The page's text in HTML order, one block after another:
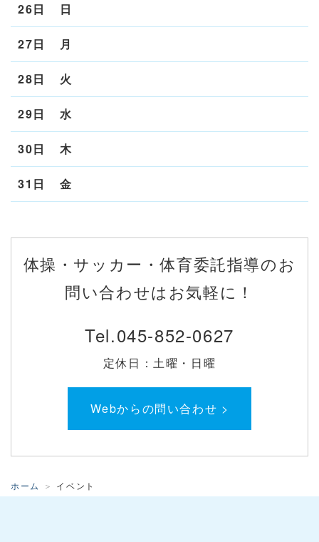
26日 日
27日 月
28日 火
29日 水
30日 木
31日 金
体操・サッカー・体育委託指導のお
問い合わせはお気軽に！
Tel.045-852-0627
定休日：土曜・日曜
Webからの問い合わせ >
ホーム イベント